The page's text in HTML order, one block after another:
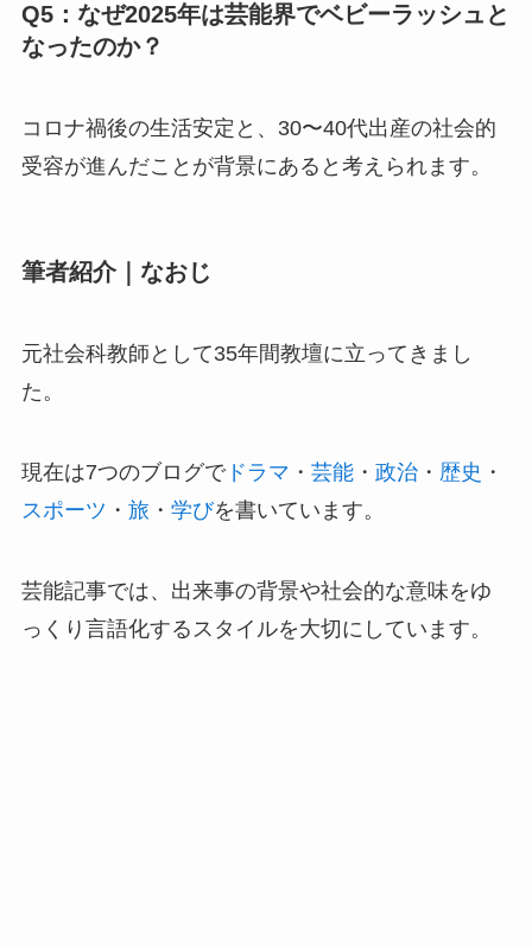
Q5：なぜ2025年は芸能界でベビーラッシュと
なったのか？
コロナ禍後の生活安定と、30〜40代出産の社会的
受容が進んだことが背景にあると考えられます。
筆者紹介｜なおじ
元社会科教師として35年間教壇に立ってきまし
た。
現在は7つのブログでドラマ ・ 芸能・ 政治・ 歴史 ・
スポーツ ・ 旅 ・ 学びを書いています。
芸能記事では、出来事の背景や社会的な意味をゆ
っくり言語化するスタイルを大切にしています。